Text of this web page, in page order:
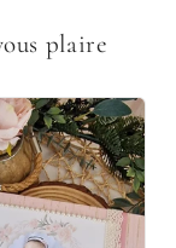
plaire